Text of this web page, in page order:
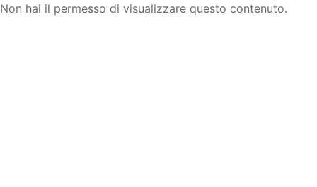
Non hai il permesso di visualizzare questo contenuto.